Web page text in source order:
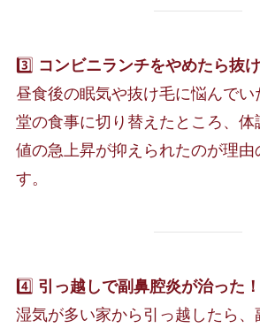
3️⃣ コンビニランチをやめたら抜
昼食後の眠気や抜け毛に悩んでい
堂の食事に切り替えたところ、
値の急上昇が抑えられたのが理
す。
4️⃣ 引っ越しで副鼻腔炎が治った！
湿気が多い家から引っ越したら、